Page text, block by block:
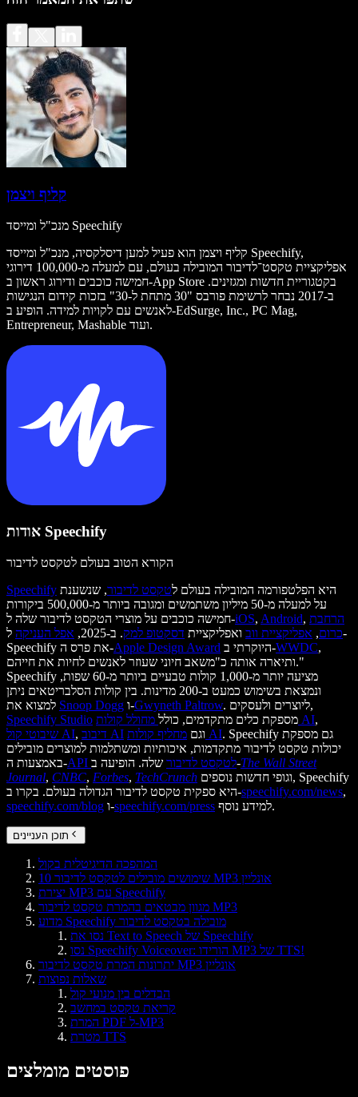
קליף ויצמן
מנכ"ל ומייסד Speechify
קליף ויצמן הוא פעיל למען דיסלקסיה, מנכ"ל ומייסד Speechify,
אפליקציית טקסט־לדיבור המובילה בעולם, עם למעלה מ-100,000 דירוגי
חמישה כוכבים ודירוג ראשון ב-App Store בקטגוריית חדשות ומגזינים.
ב-2017 נבחר לרשימת פורבס "30 מתחת ל-30" בזכות קידום הנגישות
לאנשים עם לקויות למידה. הופיע ב-EdSurge, Inc., PC Mag,
Entrepreneur, Mashable ועוד.
אודות Speechify
הקורא הטוב בעולם לטקסט לדיבור
Speechify
היא הפלטפורמה המובילה בעולם לטקסט לדיבור, שנשענת
על למעלה מ-50 מיליון משתמשים ומגובה ביותר מ-500,000 ביקורות
חמישה כוכבים על מוצרי הטקסט לדיבור שלה ל-iOS, Android, הרחבת
כרום, אפליקציית ווב ואפליקציית דסקטופ למק. ב-2025, אפל העניקה ל-
Speechify את פרס ה-Apple Design Award היוקרתי ב-WWDC,
ותיארה אותה כ"משאב חיוני שעוזר לאנשים לחיות את חייהם."
Speechify מציעה יותר מ-1,000 קולות טבעיים ביותר מ-60 שפות,
ונמצאת בשימוש כמעט ב-200 מדינות. בין קולות הסלבריטאים ניתן
Snoop Dogg ו-Gwyneth Paltrow
. ליוצרים ולעסקים,
Speechify Studio
מספקת כלים מתקדמים, כולל מחולל קולות AI,
שיבוטי קול AI, דיבוב AI וגם מחליף קולות AI. Speechify גם מספקת
יכולות טקסט לדיבור מתקדמות, איכותיות ומשתלמות למוצרים מובילים
באמצעות ה-
API לטקסט לדיבורשלה. הופיעה ב-The Wall Street
Journal, CNBC, Forbes, TechCrunch
היא ספקית טקסט לדיבור הגדולה בעולם. בקרו ב-speechify.com/news,
speechify.com/blog ו-speechify.com/press למידע נוסף.
תוכן העניינים
המהפכה הדיגיטלית בקול
10 שימושים מובילים לטקסט לדיבור MP3 אונליין
יצירת MP3 עם Speechify
מגוון מבטאים בהמרת טקסט לדיבור MP3
מדוע Speechify מובילה בטקסט לדיבור
נסו את Text to Speech של Speechify
נסו Speechify Voiceover: הורידו MP3 של TTS!
יתרונות המרת טקסט לדיבור MP3 אונליין
שאלות נפוצות
הבדלים בין מנועי קול
קריאת טקסט במחשב
המרת PDF ל-MP3
מטרת TTS
פוסטים מומלצים